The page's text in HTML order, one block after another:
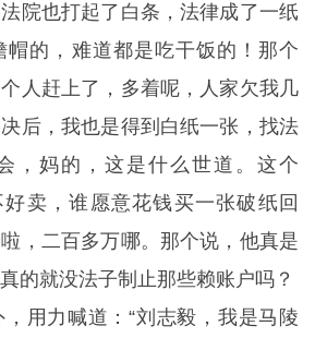
院也打起了白条，法律成了一纸
帽的，难道都是吃干饭的！那个
人赶上了，多着呢，人家欠我几
后，我也是得到白纸一张，找法
，妈的，这是什么世道。这个
好卖，谁愿意花钱买一张破纸回
，二百多万哪。那个说，他真是
的就没法子制止那些赖账户吗？
用力喊道：“刘志毅，我是马陵